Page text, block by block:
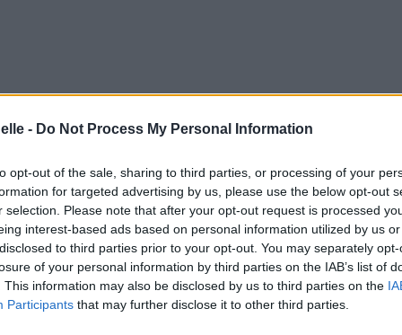
- Do Not Process My Personal Information
opt-out of the sale, sharing to third parties, or processing of your
for targeted advertising by us, please use the below opt-out
selection. Please note that after your opt-out request is processed
interest-based ads based on personal information utilized by us
to third parties prior to your opt-out. You may separately
of your personal information by third parties on the IAB’s list of
This information may also be disclosed by us to third parties on the
Participants that may further disclose it to other third parties.
à 22h.